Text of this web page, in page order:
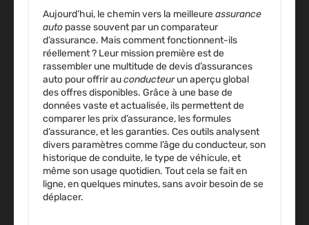
Aujourd’hui, le chemin vers la meilleureassurance
auto passe souvent par uncomparateur
d’assurance. Mais comment fonctionnent-ils
réellement ? Leur mission première est de
rassembler une multitude de devis d’assurances
auto pour offrir auconducteurun aperçu global
des offres disponibles. Grâce à une base de
données vaste et actualisée, ils permettent de
comparer les prix d’assurance, lesformules
d’assurance, et lesgaranties. Ces outils analysent
divers paramètres comme l’âge du conducteur, son
historique de conduite, le type de véhicule, et
même son usage quotidien. Tout cela se fait en
ligne, en quelques minutes, sans avoir besoin de se
déplacer.